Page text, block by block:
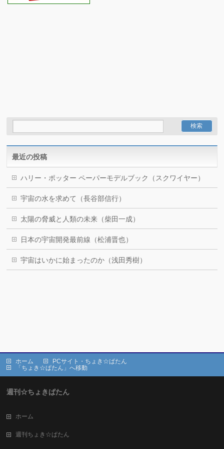
最近の投稿
ハリー・ポッター ペーパーモデルブック（スクワイヤー）
宇宙の水を求めて（長谷部信行）
太陽の脅威と人類の未来（柴田一成）
日本の宇宙開発最前線（松浦晋也）
宇宙はいかに始まったのか（浅田秀樹）
ホーム
PCサイト・ちょき☆ぱたん
「ちょき☆ぱたん」へ移動
週刊☆ちょきぱたん
ホーム
週刊ちょき☆ぱたん